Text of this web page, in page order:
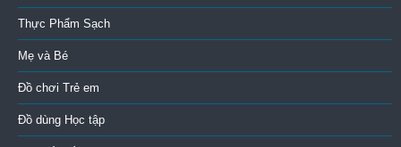
Thực Phẩm Sạch
Mẹ và Bé
Đồ chơi Trẻ em
Đồ dùng Học tập